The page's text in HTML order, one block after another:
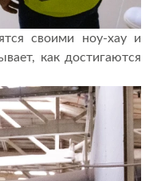
своими ноу-хау и
как достигаются